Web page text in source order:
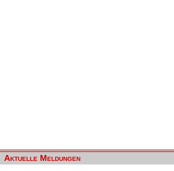
Aktuelle Meldungen